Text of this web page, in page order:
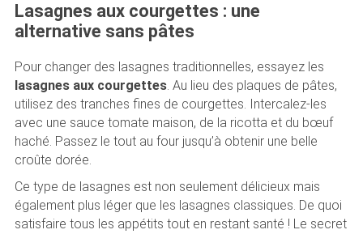
Lasagnes aux courgettes : une
alternative sans pâtes
Pour changer des lasagnes traditionnelles, essayez les
lasagnes aux courgettes. Au lieu des plaques de pâtes,
utilisez des tranches fines de courgettes. Intercalez-les
avec une sauce tomate maison, de la ricotta et du bœuf
haché. Passez le tout au four jusqu’à obtenir une belle
croûte dorée.
Ce type de lasagnes est non seulement délicieux mais
également plus léger que les lasagnes classiques. De quoi
satisfaire tous les appétits tout en restant santé ! Le secret